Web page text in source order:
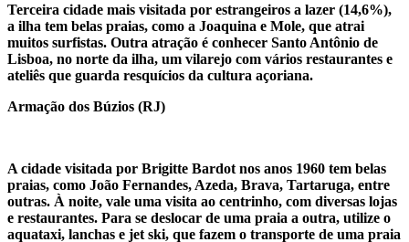
Terceira cidade mais visitada por estrangeiros a lazer (14,6%),
a ilha tem belas praias, como a Joaquina e Mole, que atrai
muitos surfistas. Outra atração é conhecer Santo Antônio de
Lisboa, no norte da ilha, um vilarejo com vários restaurantes e
ateliês que guarda resquícios da cultura açoriana.
Armação dos Búzios (RJ)
A cidade visitada por Brigitte Bardot nos anos 1960 tem belas
praias, como João Fernandes, Azeda, Brava, Tartaruga, entre
outras. À noite, vale uma visita ao centrinho, com diversas lojas
e restaurantes. Para se deslocar de uma praia a outra, utilize o
aquataxi, lanchas e jet ski, que fazem o transporte de uma praia